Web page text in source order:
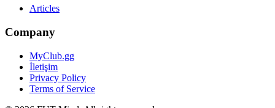
Articles
Company
MyClub.gg
İletişim
Privacy Policy
Terms of Service